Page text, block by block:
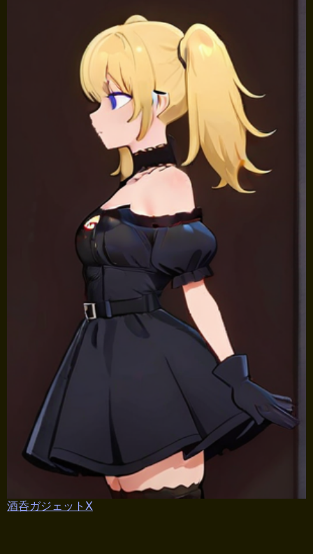
酒呑ガジェットX